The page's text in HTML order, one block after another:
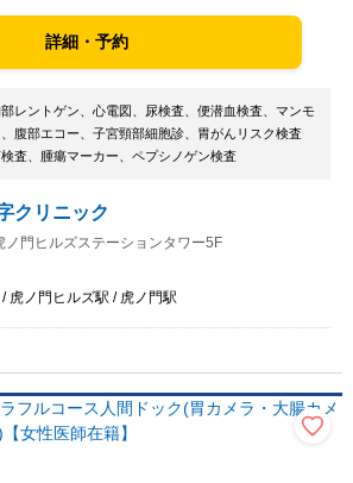
詳細・予約
レントゲン、心電図、尿検査、便潜血検査、マンモ
腹部エコー、子宮頸部細胞診、胃がんリスク検査
検査、腫瘍マーカー、ペプシノゲン検査
クリニック
門ヒルズステーションタワー5F
虎ノ門ヒルズ駅 / 虎ノ門駅